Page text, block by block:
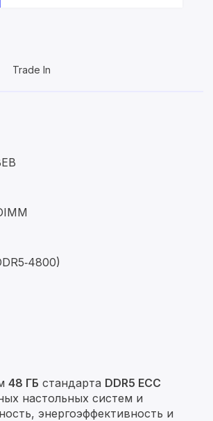
Trade In
48 ГБ стандарта DDR5 ECC
настольных систем и
энергоэффективность и